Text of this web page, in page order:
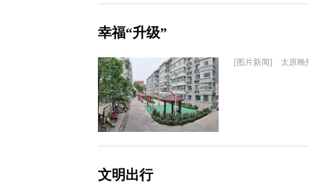
幸福“升级”
[图片新闻] 太原晚
文明出行